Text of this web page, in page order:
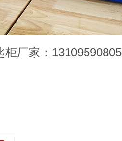
柜厂家：13109590805